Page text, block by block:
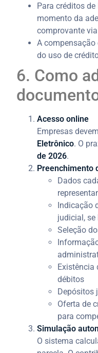
Para créditos
momento da
comprovante via
A
do uso de
6. Como
Acesso online
Empresas
Eletrônico. O
de 2026.
Preenchimento
Dados
Indicação
judicial, se
Seleção
Existência
débitos
Depósitos
Oferta de
para
Simulação
O sistema